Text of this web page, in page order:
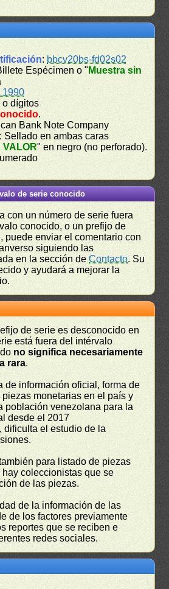
: bbcv20bs-fd02s02
Espécimen o " Muestra sin
1990
o dígitos
.
Bank Note Company
: Sellado en ambas caras
VALOR" en negro (no perforado).
de serie conocido
con un número de serie fuera
conocido, o un prefijo de
puede enviar el comentario con
siguiendo las
en la sección deContacto. Su
y ayudará a mejorar la
de serie es desconocido en
está fuera del intérvalo
no significa necesariamente
rara.
de información oficial, forma de
monetarias en el país y
población venezolana para la
desde el 2017
dificulta el estudio de la
para listado de piezas
coleccionistas que se
de las piezas.
de la información de las
de los factores previamente
reportes que se reciben e
redes sociales.